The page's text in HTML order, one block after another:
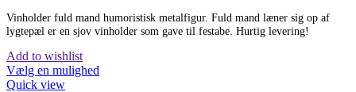
Vinholder fuld mand humoristisk metalfigur. Fuld mand læner sig op af
lygtepæl er en sjov vinholder som gave til festabe. Hurtig levering!
Add to wishlist
Vælg en mulighed
Quick view